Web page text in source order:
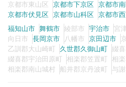
この条件の求人
検索す
京都市東山区
京都市下京区 京都市
京都市伏見区 京都市山科区 京都市
福知山市 舞鶴市 綾部市 宇治市 宮
向日市
長岡京市 八幡市 京田辺市
乙訓郡大山崎町
久世郡久御山町 綴
綴喜郡宇治田原町
相楽郡笠置町 相
相楽郡南山城村
船井郡京丹波町 与